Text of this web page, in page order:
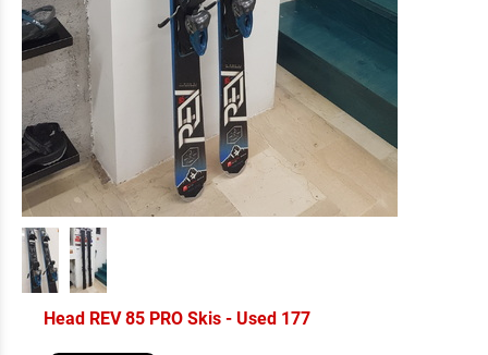
Head REV 85 PRO Skis - Used 177